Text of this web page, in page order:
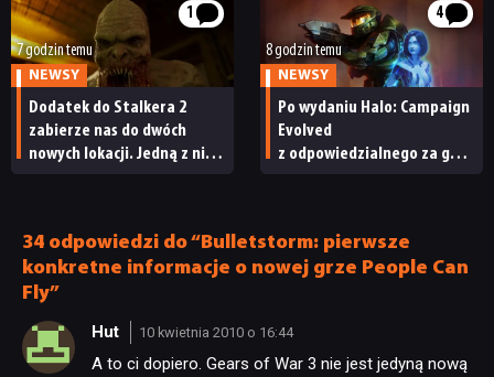
1
7 godzin temu
NEWSY
Dodatek do Stalkera 2
zabierze nas do dwóch
nowych lokacji. Jedną z nich
4
8 godzin temu
NEWSY
Po wydaniu Halo: Campaign
Evolved
z odpowiedzialnego za grę
34 odpowiedzi do “Bulletstorm: pierwsze
konkretne informacje o nowej grze People Can
Fly”
Hut 10 kwietnia 2010 o 16:44
A to ci dopiero. Gears of War 3 nie jest jedyną nową